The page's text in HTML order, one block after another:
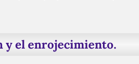
y el enrojecimiento.